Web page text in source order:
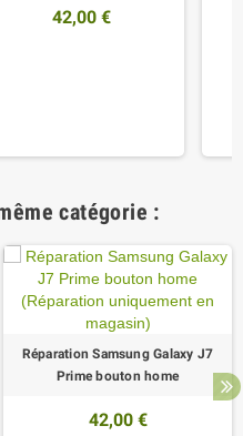
42,00 €
catégorie :
Réparation Samsung Galaxy J7
Prime bouton home
42,00 €